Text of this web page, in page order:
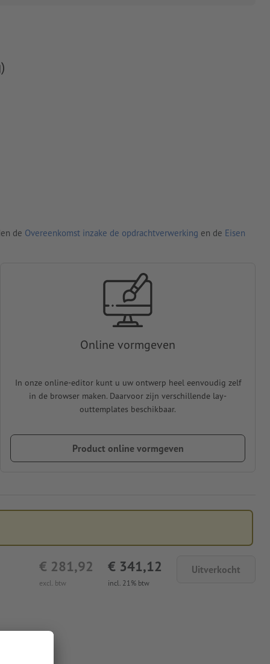
de Overeenkomst inzake de opdrachtverwerking en de Eisen
Online vormgeven
In onze online-editor kunt u uw ontwerp heel eenvoudig zelf
in de browser maken. Daarvoor zijn verschillende lay-
outtemplates beschikbaar.
Product online vormgeven
excl. btw
€ 281,92
incl. 21% btw
€ 341,12 Uitverkocht